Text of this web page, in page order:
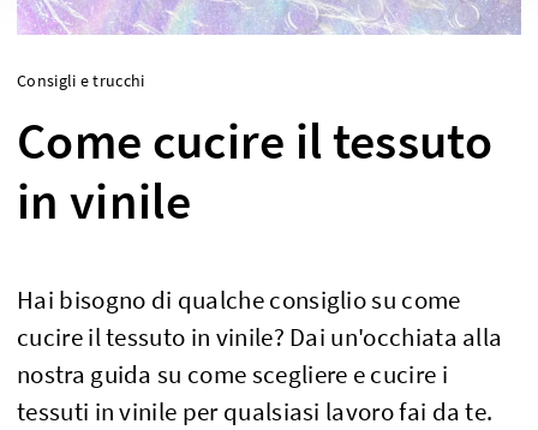
Consigli e trucchi
Come cucire il tessuto
in vinile
Hai bisogno di qualche consiglio su come
cucire il tessuto in vinile? Dai un'occhiata alla
nostra guida su come scegliere e cucire i
tessuti in vinile per qualsiasi lavoro fai da te.